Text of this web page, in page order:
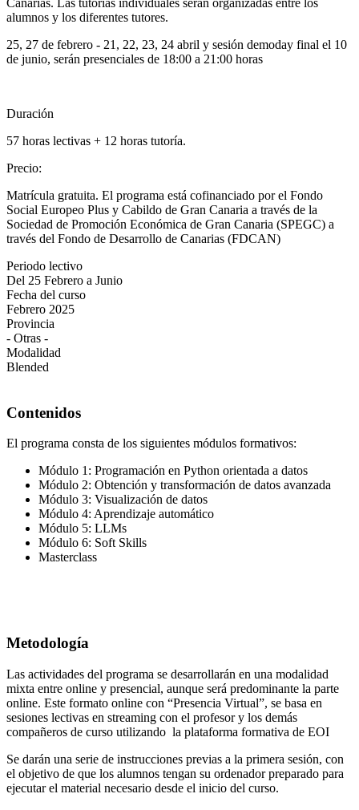
alumnos y los diferentes tutores.
25, 27 de febrero - 21, 22, 23, 24 abril y sesión demoday final el 10
de junio, serán presenciales de 18:00 a 21:00 horas
Duración
57 horas lectivas + 12 horas tutoría.
Precio:
Matrícula gratuita. El programa está cofinanciado por el Fondo
Social Europeo Plus y Cabildo de Gran Canaria a través de la
Sociedad de Promoción Económica de Gran Canaria (SPEGC) a
través del Fondo de Desarrollo de Canarias (FDCAN)
Periodo lectivo
Del 25 Febrero a Junio
Fecha del curso
Febrero 2025
Provincia
- Otras -
Modalidad
Blended
Contenidos
El programa consta de los siguientes módulos formativos:
Módulo 1: Programación en Python orientada a datos
Módulo 2: Obtención y transformación de datos avanzada
Módulo 3: Visualización de datos
Módulo 4: Aprendizaje automático
Módulo 5: LLMs
Módulo 6: Soft Skills
Masterclass
Metodología
Las actividades del programa se desarrollarán en una modalidad
mixta entre online y presencial, aunque será predominante la parte
online. Este formato online con “Presencia Virtual”, se basa en
sesiones lectivas en streaming con el profesor y los demás
compañeros de curso utilizando la plataforma formativa de EOI
Se darán una serie de instrucciones previas a la primera sesión, con
el objetivo de que los alumnos tengan su ordenador preparado para
ejecutar el material necesario desde el inicio del curso.